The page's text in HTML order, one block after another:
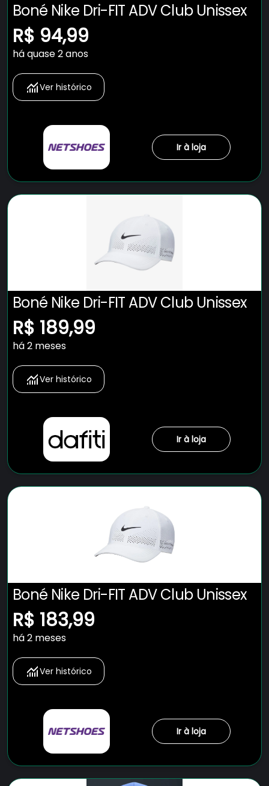
Boné Nike Dri-FIT ADV Club Unissex
R$ 94,99
há quase 2 anos
Ver histórico
Ir à loja
Boné Nike Dri-FIT ADV Club Unissex
R$ 189,99
há 2 meses
Ver histórico
Ir à loja
Boné Nike Dri-FIT ADV Club Unissex
R$ 183,99
há 2 meses
Ver histórico
Ir à loja